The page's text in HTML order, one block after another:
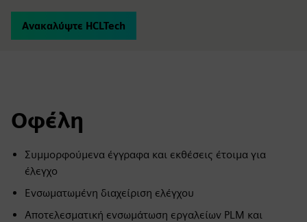
Ανακαλύψτε HCLTech
Οφέλη
Συμμορφούμενα έγγραφα και εκθέσεις έτοιμα για
έλεγχο
Ενσωματωμένη διαχείριση ελέγχου
Αποτελεσματική ενσωμάτωση εργαλείων PLM και